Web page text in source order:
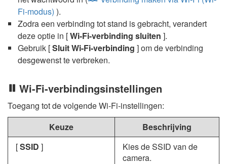
Fi-modus) ).
Zodra een verbinding tot stand is gebracht, verandert
deze optie in [Wi-Fi-verbinding sluiten ].
Gebruik [Sluit Wi-Fi-verbinding ] om de verbinding
desgewenst te verbreken.
Wi-Fi-verbindingsinstellingen
Toegang tot de volgende Wi-Fi-instellingen:
Keuze
Beschrijving
[SSID ]
Kies de SSID van de
camera.